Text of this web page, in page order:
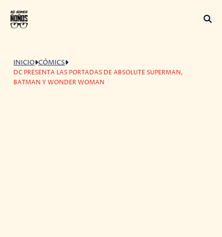
INICIO CÓMICS
DC PRESENTA LAS PORTADAS DE ABSOLUTE SUPERMAN,
BATMAN Y WONDER WOMAN